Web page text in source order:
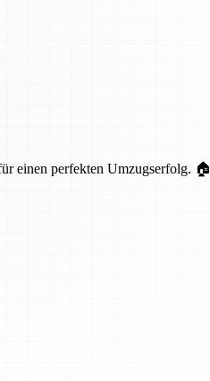
einen perfekten Umzugserfolg. 🏠